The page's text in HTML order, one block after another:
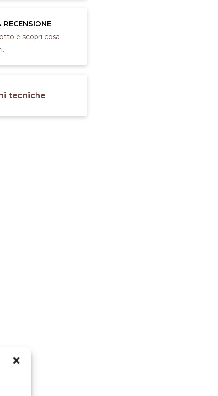
e scopri cosa
tecniche